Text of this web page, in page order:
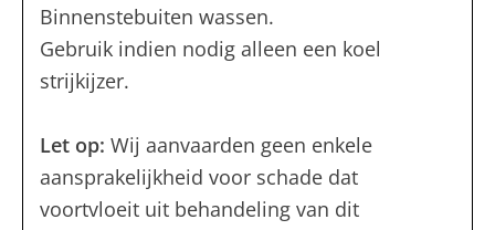
Binnenstebuiten wassen.
Gebruik indien nodig alleen een koel
strijkijzer.
Let op: Wij aanvaarden geen enkele
aansprakelijkheid voor schade dat
voortvloeit uit behandeling van dit